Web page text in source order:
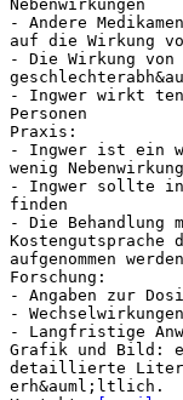
Nebenwirkungen
- Andere
auf die Wirkung
- Die Wirkung
- Ingwer wirkt
Personen
Praxis:
- Ingwer ist ein
wenig
- Ingwer sollte in
finden
- Die
Kostengutsprache
aufgenommen werden
Forschung:
- Angaben zur
-
- Langfristige
Grafik und Bild:
detaillierte
erh&auml;ltlich.